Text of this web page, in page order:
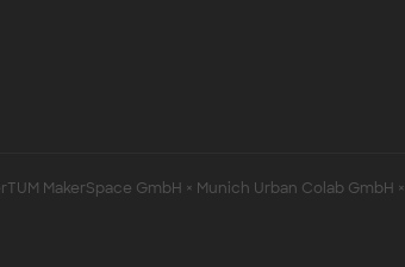
MakerSpace GmbH × Munich Urban Colab GmbH ×